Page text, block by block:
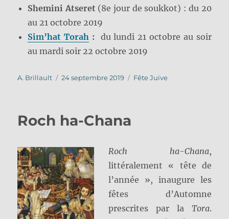
Shemini Atseret (8e jour de soukkot) : du 20
au 21 octobre 2019
Sim’hat Torah : du lundi 21 octobre au soir
au mardi soir 22 octobre 2019
Auteur
A. Brillault
Publié
24 septembre 2019 Catégories
Fête Juive
Roch ha-Chana
Roch ha-Chana,
littéralement « tête de
l’année », inaugure les
fêtes d’Automne
prescrites par la Tora.